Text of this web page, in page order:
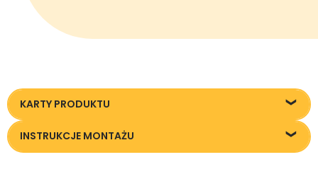
KARTY PRODUKTU
26000_Pylon-dwustanowiskowy_KT20240124
INSTRUKCJE MONTAŻU